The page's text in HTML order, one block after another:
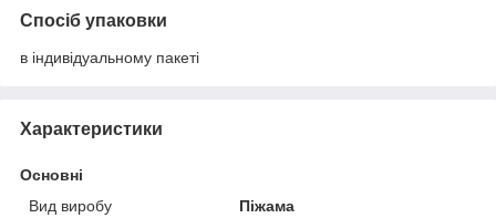
Спосіб упаковки
в індивідуальному пакеті
Характеристики
Основні
Вид виробу
Піжама